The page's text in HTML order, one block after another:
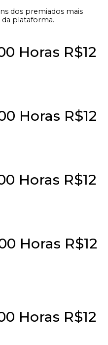
dos premiados mais
da plataforma.
Horas R$12
Horas R$12
Horas R$12
Horas R$12
Horas R$12